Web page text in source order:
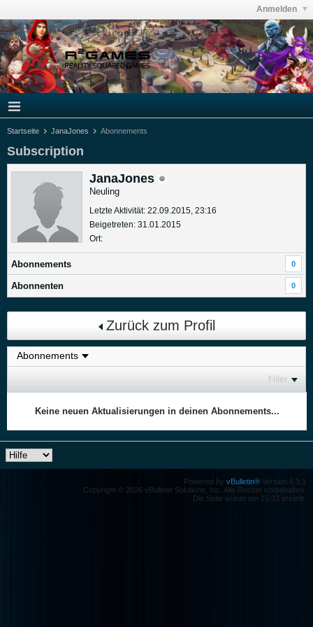
Anmelden
Startseite JanaJones Abonnements
Subscription
JanaJones
Neuling
Letzte Aktivität: 22.09.2015, 23:16
Beigetreten: 31.01.2015
Ort:
Abonnements 0
Abonnenten 0
Zurück zum Profil
Filter
Keine neuen Aktualisierungen in deinen Abonnements...
Powered by vBulletin® Version 5.3.1
Copyright © 2026 vBulletin Solutions, Inc. Alle Rechte vorbehalten.
Die Seite wurde um 15:33 erstellt.